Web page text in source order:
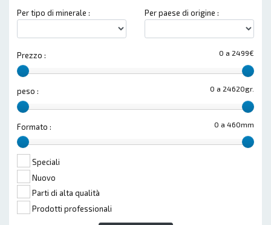
Per tipo di minerale : Per paese di origine :
0 a 2499€
Prezzo :
0 a 24620gr.
peso :
0 a 460mm
Formato :
Speciali
Nuovo
Parti di alta qualità
Prodotti professionali